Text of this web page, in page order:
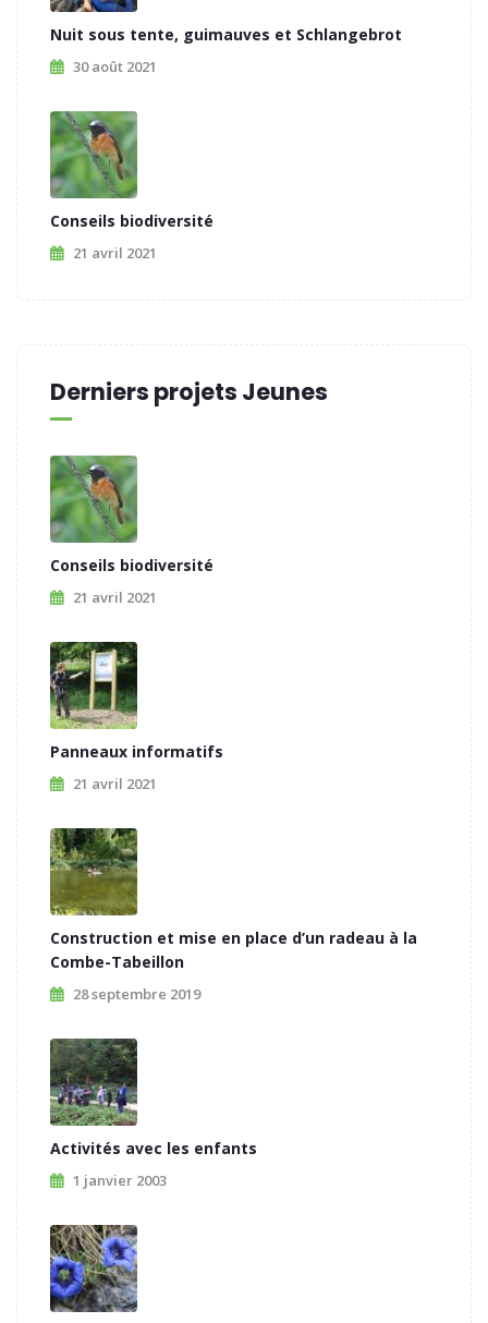
Nuit sous tente, guimauves et Schlangebrot
30 août 2021
Conseils biodiversité
21 avril 2021
Derniers projets Jeunes
Conseils biodiversité
21 avril 2021
Panneaux informatifs
21 avril 2021
Construction et mise en place d’un radeau à la
Combe-Tabeillon
28 septembre 2019
Activités avec les enfants
1 janvier 2003